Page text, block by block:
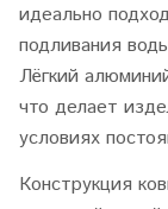
идеально
подливания
Лёгкий
что делает
условиях
Конструкция